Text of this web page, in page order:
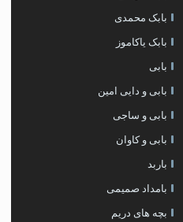
بابک محمدی
بابک یاکاموز
بابی
بابی و دایی امین
بابی و ساجی
بابی و کاوان
باربد
بامداد صمیمی
بچه های دریم